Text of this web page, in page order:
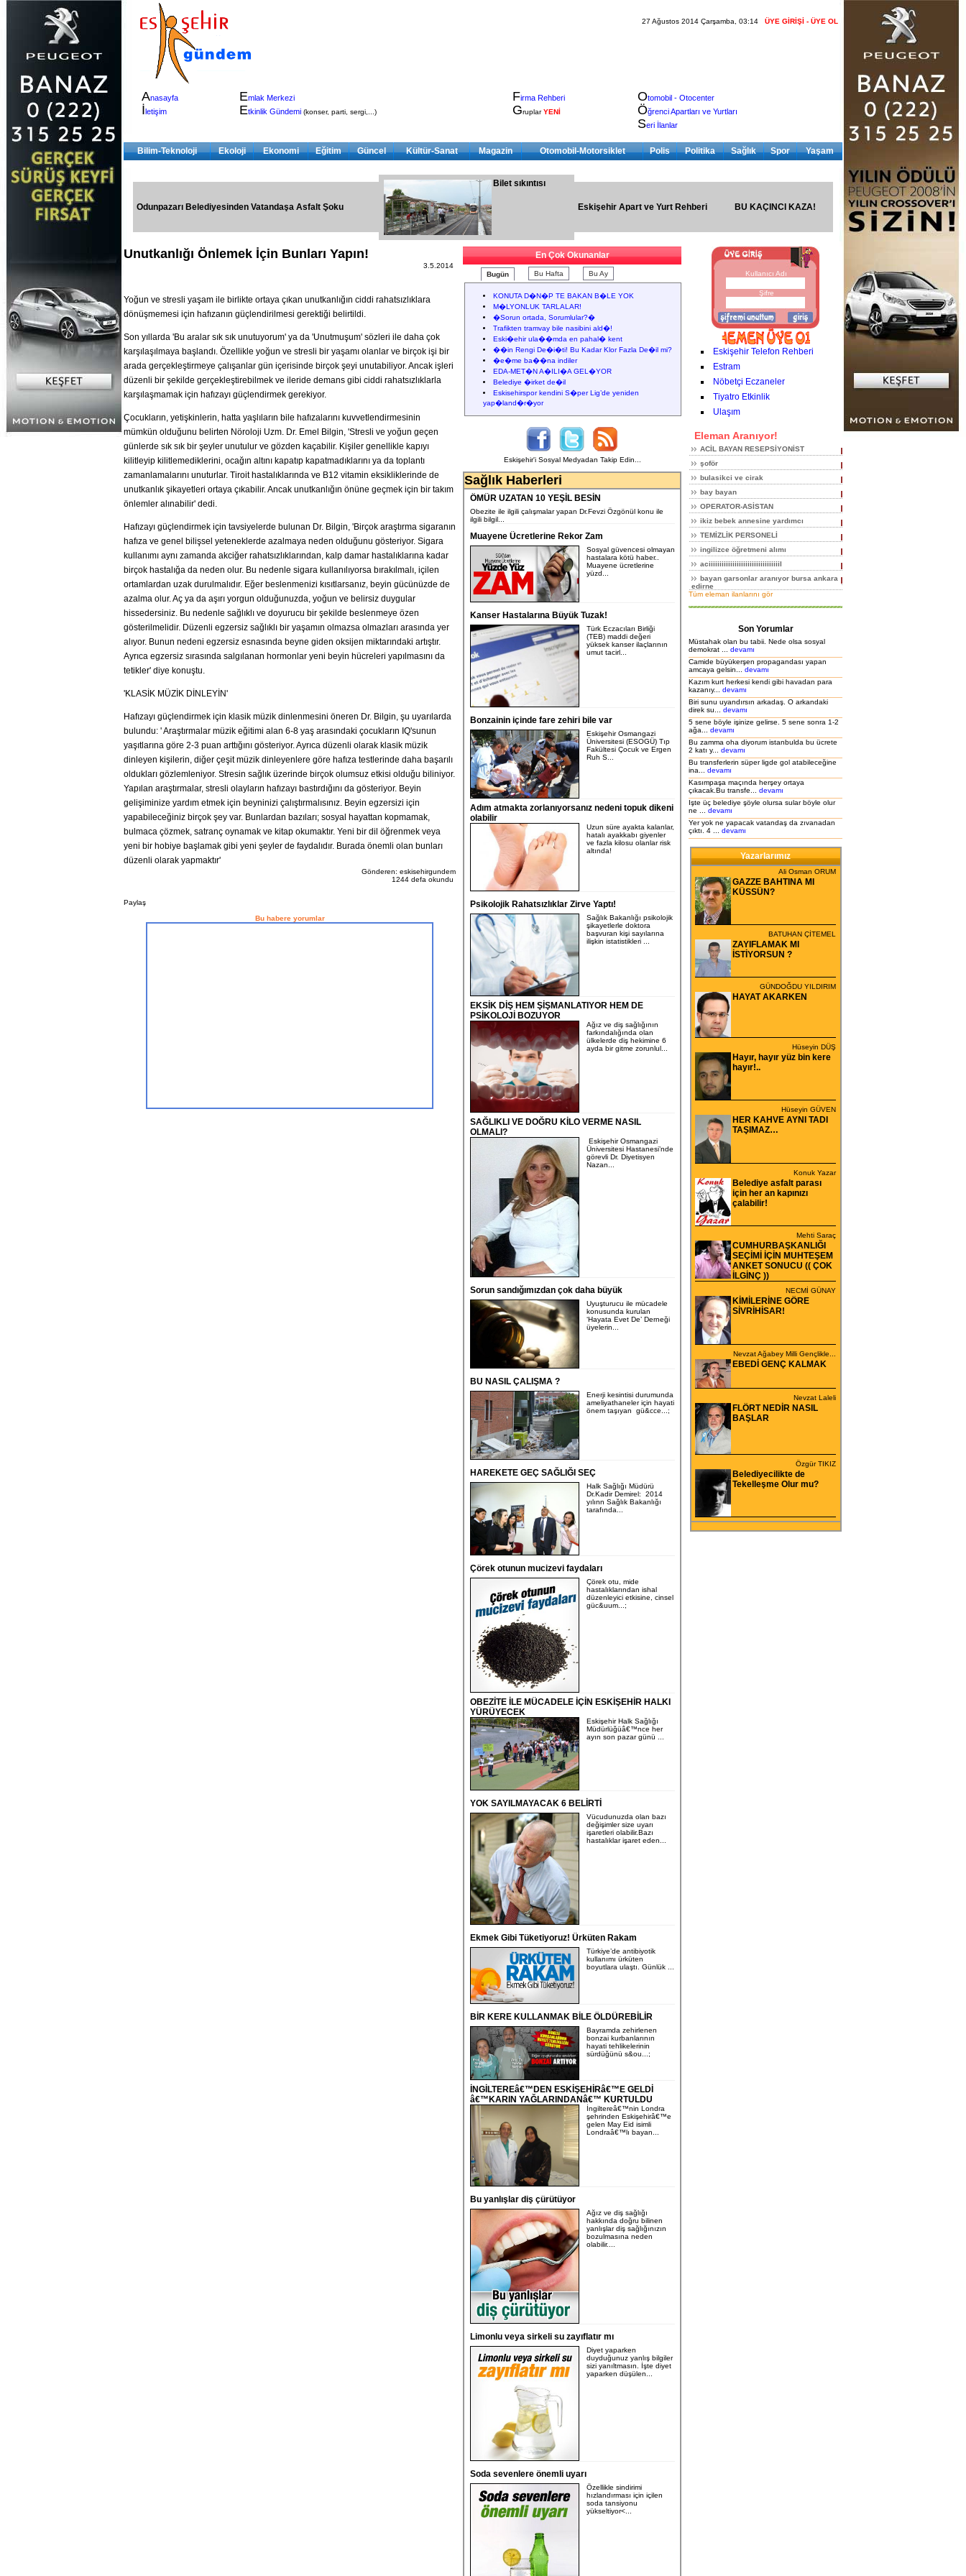
27 Ağustos 2014 Çarşamba, 03:14 ÜYE GİRİŞİ - ÜYE OL
Anasayfa
İletişim
Emlak Merkezi
Etkinlik Gündemi (konser, parti, sergi,...)
Firma Rehberi
GruplarYENİ
Otomobil - Otocenter
Öğrenci Apartları ve Yurtları
Seri İlanlar
Bilim-Teknoloji Ekoloji Ekonomi Eğitim Güncel Kültür-Sanat Magazin Otomobil-Motorsiklet Polis Politika Sağlık Spor Yaşam
Odunpazarı Belediyesinden Vatandaşa Asfalt Şoku
Bilet sıkıntısı
Eskişehir Apart ve Yurt Rehberi BU KAÇINCI KAZA!
Unutkanlığı Önlemek İçin Bunları Yapın!
3.5.2014
Yoğun ve stresli yaşam ile birlikte ortaya çıkan unutkanlığın ciddi rahatsızlıklara
dönüşmemesi için hafızanın güçlendirilmesi gerektiği belirtildi.
Son yıllarda 'Bu aralar sık sık unutuyorum' ya da 'Unutmuşum' sözleri ile daha çok
karşılaşılmaya başlandı. Özellikle yoğun ve stresli bir yaşamı olanlar ve birçok işi bir
arada gerçekleştirmeye çalışanlar gün içerisinde birçok şeyi unutabiliyor. Ancak işleri
düzenli bir şekilde gerçekleştirebilmek ve ileride demans gibi ciddi rahatsızlıklarla
karşılaşmamak için hafızayı güçlendirmek gerekiyor.
Çocukların, yetişkinlerin, hatta yaşlıların bile hafızalarını kuvvetlendirmesinin
mümkün olduğunu belirten Nöroloji Uzm. Dr. Emel Bilgin, 'Stresli ve yoğun geçen
günlerde sık sık bir şeyler unutulur ve gözden kaçabilir. Kişiler genellikle kapıyı
kilitleyip kilitlemediklerini, ocağın altını kapatıp kapatmadıklarını ya da toplantı
zamanlamalarını unuturlar. Tiroit hastalıklarında ve B12 vitamin eksikliklerinde de
unutkanlık şikayetleri ortaya çıkabilir. Ancak unutkanlığın önüne geçmek için bir takım
önlemler alınabilir' dedi.
Hafızayı güçlendirmek için tavsiyelerde bulunan Dr. Bilgin, 'Birçok araştırma sigaranın
hafıza ve genel bilişsel yeteneklerde azalmaya neden olduğunu gösteriyor. Sigara
kullanımı aynı zamanda akciğer rahatsızlıklarından, kalp damar hastalıklarına kadar
birçok hastalığa da neden olur. Bu nedenle sigara kullanılıyorsa bırakılmalı, içilen
ortamlardan uzak durulmalıdır. Eğer beslenmenizi kısıtlarsanız, beyin gücünüzde de
azalma olur. Aç ya da aşırı yorgun olduğunuzda, yoğun ve belirsiz duygular
hissedersiniz. Bu nedenle sağlıklı ve doyurucu bir şekilde beslenmeye özen
gösterilmelidir. Düzenli egzersiz sağlıklı bir yaşamın olmazsa olmazları arasında yer
alıyor. Bunun nedeni egzersiz esnasında beyne giden oksijen miktarındaki artıştır.
Ayrıca egzersiz sırasında salgılanan hormonlar yeni beyin hücreleri yapılmasını da
tetikler' diye konuştu.
'KLASİK MÜZİK DİNLEYİN'
Hafızayı güçlendirmek için klasik müzik dinlenmesini öneren Dr. Bilgin, şu uyarılarda
bulundu: ' Araştırmalar müzik eğitimi alan 6-8 yaş arasındaki çocukların IQ'sunun
yaşıtlarına göre 2-3 puan arttığını gösteriyor. Ayrıca düzenli olarak klasik müzik
dinleyen kişilerin, diğer çeşit müzik dinleyenlere göre hafıza testlerinde daha başarılı
oldukları gözlemleniyor. Stresin sağlık üzerinde birçok olumsuz etkisi olduğu biliniyor.
Yapılan araştırmalar, stresli olayların hafızayı bastırdığını da gösteriyor. Beyin
gelişiminize yardım etmek için beyninizi çalıştırmalısınız. Beyin egzersizi için
yapabileceğiniz birçok şey var. Bunlardan bazıları; sosyal hayattan kopmamak,
bulmaca çözmek, satranç oynamak ve kitap okumaktır. Yeni bir dil öğrenmek veya
yeni bir hobiye başlamak gibi yeni şeyler de faydalıdır. Burada önemli olan bunları
düzenli olarak yapmaktır'
Gönderen: eskisehirgundem
1244 defa okundu
Paylaş
Bu habere yorumlar
En Çok Okunanlar
Bugün Bu Hafta Bu Ay
KONUTA D�N�P TE BAKAN B�LE YOK
M�LYONLUK TARLALAR!
�Sorun ortada, Sorumlular?�
Trafikten tramvay bile nasibini ald�!
Eski�ehir ula��mda en pahal� kent
��in Rengi De�i�ti! Bu Kadar Klor Fazla De�il mi?
�e�me ba��na indiler
EDA-MET�N A�ILI�A GEL�YOR
Belediye �irket de�il
Eskisehirspor kendini S�per Lig’de yeniden
yap�land�r�yor
Eskişehir'i Sosyal Medyadan Takip Edin...
Sağlık Haberleri
ÖMÜR UZATAN 10 YEŞİL BESİN
Obezite ile ilgili çalışmalar yapan Dr.Fevzi Özgönül konu ile
ilgili bilgil...
Muayene Ücretlerine Rekor Zam
Sosyal güvencesi olmayan
hastalara kötü haber..
Muayene ücretlerine
yüzd...
Kanser Hastalarına Büyük Tuzak!
Türk Eczacıları Birliği
(TEB) maddi değeri
yüksek kanser ilaçlarının
umut tacirl...
Bonzainin içinde fare zehiri bile var
Eskişehir Osmangazi
Üniversitesi (ESOGÜ) Tıp
Fakültesi Çocuk ve Ergen
Ruh S...
Adım atmakta zorlanıyorsanız nedeni topuk dikeni
olabilir
Uzun süre ayakta kalanlar,
hatalı ayakkabı giyenler
ve fazla kilosu olanlar risk
altında!
Psikolojik Rahatsızlıklar Zirve Yaptı!
Sağlık Bakanlığı psikolojik
şikayetlerle doktora
başvuran kişi sayılarına
ilişkin istatistikleri ...
EKSİK DİŞ HEM ŞİŞMANLATIYOR HEM DE
PSİKOLOJİ BOZUYOR
Ağız ve diş sağlığının
farkındalığında olan
ülkelerde diş hekimine 6
ayda bir gitme zorunlul...
SAĞLIKLI VE DOĞRU KİLO VERME NASIL
OLMALI?
Eskişehir Osmangazi
Üniversitesi Hastanesi’nde
görevli Dr. Diyetisyen
Nazan...
Sorun sandığımızdan çok daha büyük
Uyuşturucu ile mücadele
konusunda kurulan
‘Hayata Evet De’ Derneği
üyelerin...
BU NASIL ÇALIŞMA ?
Enerji kesintisi durumunda
ameliyathaneler için hayati
önem taşıyan gü&cce...;
HAREKETE GEÇ SAĞLIĞI SEÇ
Halk Sağlığı Müdürü
Dr.Kadir Demirel: 2014
yılınn Sağlık Bakanlığı
tarafında...
Çörek otunun mucizevi faydaları
Çörek otu, mide
hastalıklarından ishal
düzenleyici etkisine, cinsel
güc&uum...;
OBEZİTE İLE MÜCADELE İÇİN ESKİŞEHİR HALKI
YÜRÜYECEK
Eskişehir Halk Sağlığı
Müdürlüğüâ€™nce her
ayın son pazar günü ...
YOK SAYILMAYACAK 6 BELİRTİ
Vücudunuzda olan bazı
değişimler size uyarı
işaretleri olabilir.Bazı
hastalıklar işaret eden...
Ekmek Gibi Tüketiyoruz! Ürküten Rakam
Türkiye’de antibiyotik
kullanımı ürküten
boyutlara ulaştı. Günlük ...
BİR KERE KULLANMAK BİLE ÖLDÜREBİLİR
Bayramda zehirlenen
bonzai kurbanlarının
hayati tehlikelerinin
sürdüğünü s&ou...;
İNGİLTEREâ€™DEN ESKİŞEHİRâ€™E GELDİ
â€™KARIN YAĞLARINDANâ€™ KURTULDU
İngiltereâ€™nin Londra
şehrinden Eskişehirâ€™e
gelen May Eid isimli
Londraâ€™lı bayan...
Bu yanlışlar diş çürütüyor
Ağız ve diş sağlığı
hakkında doğru bilinen
yanlışlar diş sağlığınızın
bozulmasına neden
olabilir....
Limonlu veya sirkeli su zayıflatır mı
Diyet yaparken
duyduğunuz yanlış bilgiler
sizi yanıltmasın. İşte diyet
yaparken düşülen...
Soda sevenlere önemli uyarı
Özellikle sindirimi
hızlandırması için içilen
soda tansiyonu
yükseltiyor<...
Kullanıcı Adı
Şifre
Eskişehir Telefon Rehberi
Estram
Nöbetçi Eczaneler
Tiyatro Etkinlik
Ulaşım
Eleman Aranıyor!
ACİL BAYAN RESEPSİYONİST
şoför
bulasikci ve cirak
bay bayan
OPERATOR-ASİSTAN
ikiz bebek annesine yardımcı
TEMİZLİK PERSONELİ
ingilizce öğretmeni alımı
aciiiiiiiiiiiiiiiiiiiiiiiiiiiiiiiiil
bayan garsonlar aranıyor bursa ankara
edirne
Tüm eleman ilanlarını gör
Son Yorumlar
Müstahak olan bu tabii. Nede olsa sosyal
demokrat ... devamı
Camide büyükerşen propagandası yapan
amcaya gelsin... devamı
Kazım kurt herkesi kendi gibi havadan para
kazanıy... devamı
Biri sunu uyandırsın arkadaş. O arkandaki
direk su... devamı
5 sene böyle işinize gelirse. 5 sene sonra 1-2
ağa... devamı
Bu zamma oha diyorum istanbulda bu ücrete
2 katı y... devamı
Bu transferlerin süper ligde gol atabileceğine
ina... devamı
Kasımpaşa maçında herşey ortaya
çıkacak.Bu transfe... devamı
Işte üç belediye şöyle olursa sular böyle olur
ne ... devamı
Yer yok ne yapacak vatandaş da zıvanadan
çıktı. 4 ... devamı
Yazarlarımız
Ali Osman ORUM
GAZZE BAHTINA MI
KÜSSÜN?
BATUHAN ÇİTEMEL
ZAYIFLAMAK MI
İSTİYORSUN ?
GÜNDOĞDU YILDIRIM
HAYAT AKARKEN
Hüseyin DÜŞ
Hayır, hayır yüz bin kere
hayır!..
Hüseyin GÜVEN
HER KAHVE AYNI TADI
TAŞIMAZ…
Konuk Yazar
Belediye asfalt parası
için her an kapınızı
çalabilir!
Mehti Saraç
CUMHURBAŞKANLIĞI
SEÇİMİ İÇİN MUHTEŞEM
ANKET SONUCU (( ÇOK
İLGİNÇ ))
NECMİ GÜNAY
KİMİLERİNE GÖRE
SİVRİHİSAR!
Nevzat Ağabey Milli Gençlikle...
EBEDİ GENÇ KALMAK
Nevzat Laleli
FLÖRT NEDİR NASIL
BAŞLAR
Özgür TIKIZ
Belediyecilikte de
Tekelleşme Olur mu?